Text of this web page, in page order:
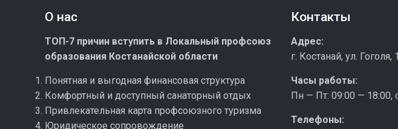
О нас
ТОП-7 причин вступить в Локальный профсоюз
образования Костанайской области
Понятная и выгодная финансовая структура
Комфортный и доступный санаторный отдых
Привлекательная карта профсоюзного туризма
Юридическое сопровождение
Контакты
Адрес:
г. Костанай, ул. Гоголя,
Часы работы:
Пн — Пт: 09:00 — 18:00,
Телефоны: